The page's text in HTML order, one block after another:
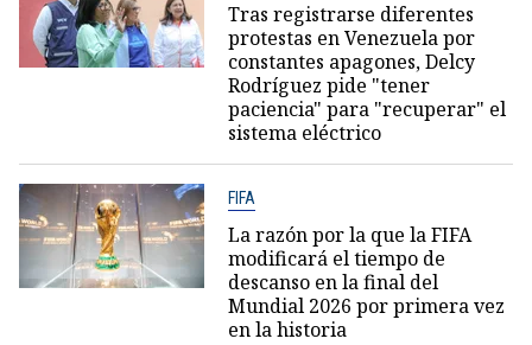
Tras registrarse diferentes
protestas en Venezuela por
constantes apagones, Delcy
Rodríguez pide "tener
paciencia" para "recuperar" el
sistema eléctrico
FIFA
La razón por la que la FIFA
modificará el tiempo de
descanso en la final del
Mundial 2026 por primera vez
en la historia